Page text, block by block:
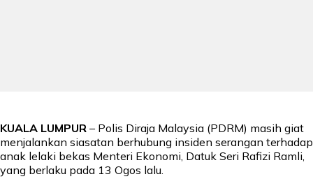
KUALA LUMPUR – Polis Diraja Malaysia (PDRM) masih giat
menjalankan siasatan berhubung insiden serangan terhadap
anak lelaki bekas Menteri Ekonomi, Datuk Seri Rafizi Ramli,
yang berlaku pada 13 Ogos lalu.